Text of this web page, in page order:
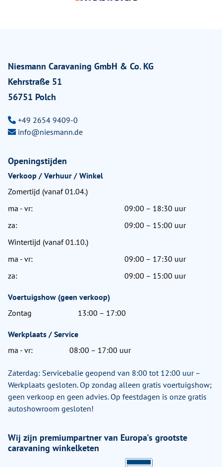
Niesmann Caravaning GmbH & Co. KG
Kehrstraße 51
56751 Polch
+49 2654 9409-0
info@niesmann.de
Openingstijden
Verkoop / Verhuur / Winkel
Zomertijd (vanaf 01.04.)
ma - vr:
09:00 – 18:30 uur
za:
09:00 – 15:00 uur
Wintertijd (vanaf 01.10.)
ma - vr:
09:00 – 17:30 uur
za:
09:00 – 15:00 uur
Voertuigshow (geen verkoop)
Zontag
13:00 – 17:00
Werkplaats / Service
ma - vr:
08:00 – 17:00 uur
Zaterdag: Servicebalie geopend van 8:00 tot 12:00 uur –
Werkplaats gesloten. Op zondag alleen gratis voertuigshow;
geen verkoop en geen advies. Op feestdagen is onze gratis
autoshowroom gesloten!
Wij zijn premiumpartner van Europa's grootste
caravaning winkelketen